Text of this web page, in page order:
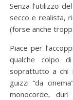
Senza l’utilizzo
secco e realista,
(forse anche
Piace per
qualche colpo
soprattutto a chi
guizzi “da
monocorde,